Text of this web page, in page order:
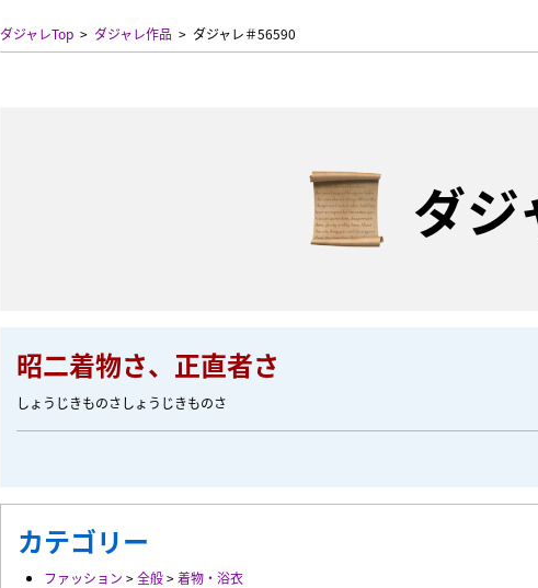
ダジャレTop ダジャレ作品 ダジャレ＃56590
ダジ
昭二着物さ、正直者さ
しょうじきものさしょうじきものさ
カテゴリー
ファッション >全般>着物・浴衣